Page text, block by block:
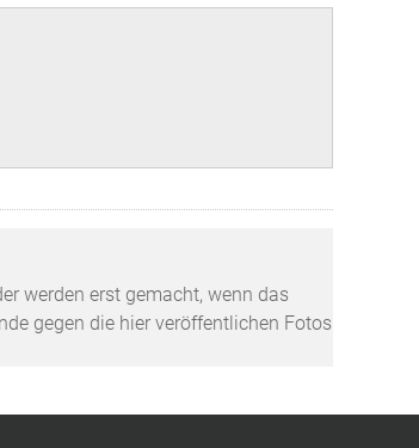
werden erst gemacht, wenn das
gegen die hier veröffentlichen Fotos